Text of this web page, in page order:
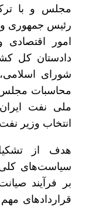
مجلس و با
رئیس جمهوری و
امور
دادستان کل
شورای
محاسبات
ملی نفت
انتخاب وزیر
هدف از
سیاست‌های
بر فرآیند
قراردادهای